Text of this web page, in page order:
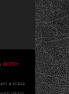
BERTO!.
a krása